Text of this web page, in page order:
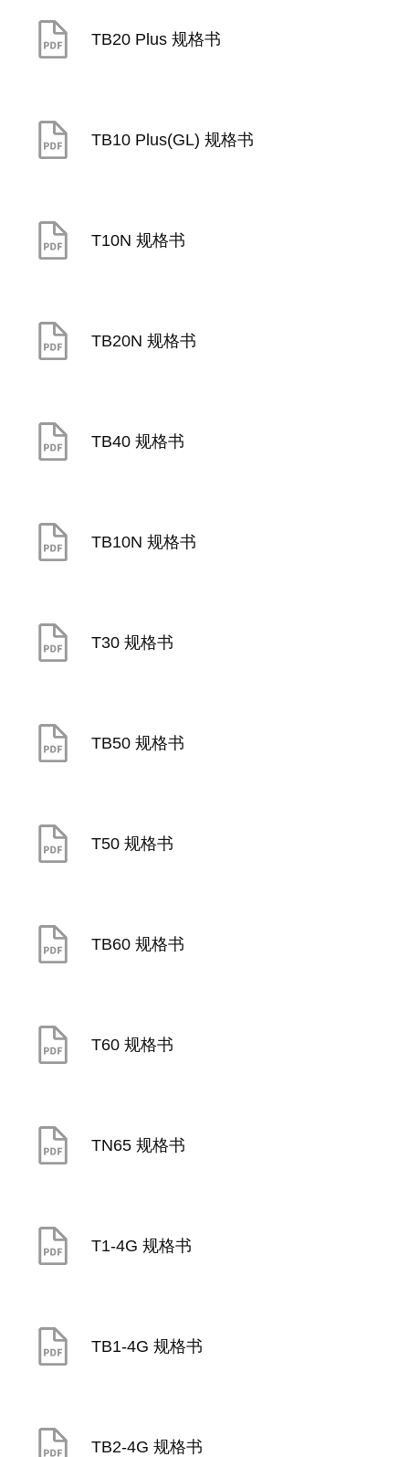
TB20 Plus 规格书
TB10 Plus(GL) 规格书
T10N 规格书
TB20N 规格书
TB40 规格书
TB10N 规格书
T30 规格书
TB50 规格书
T50 规格书
TB60 规格书
T60 规格书
TN65 规格书
T1-4G 规格书
TB1-4G 规格书
TB2-4G 规格书